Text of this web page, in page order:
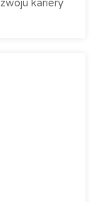
kariery